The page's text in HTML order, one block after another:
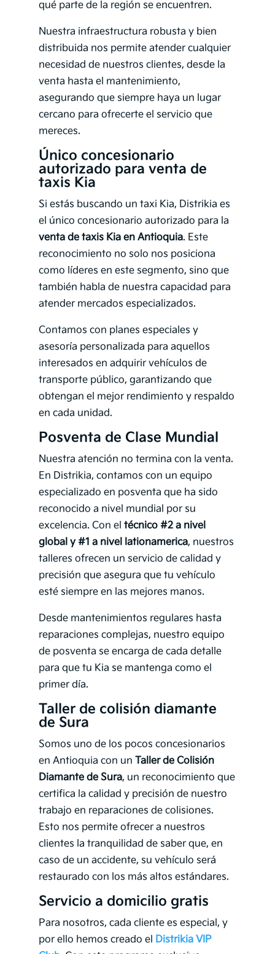
qué parte de la región se encuentren.
Nuestra infraestructura robusta y bien
distribuida nos permite atender cualquier
necesidad de nuestros clientes, desde la
venta hasta el mantenimiento,
asegurando que siempre haya un lugar
cercano para ofrecerte el servicio que
mereces.
Único concesionario
autorizado para venta de
taxis Kia
Si estás buscando un taxi Kia, Distrikia es
el único concesionario autorizado para la
venta de taxis Kia en Antioquia. Este
reconocimiento no solo nos posiciona
como líderes en este segmento, sino que
también habla de nuestra capacidad para
atender mercados especializados.
Contamos con planes especiales y
asesoría personalizada para aquellos
interesados en adquirir vehículos de
transporte público, garantizando que
obtengan el mejor rendimiento y respaldo
en cada unidad.
Posventa de Clase Mundial
Nuestra atención no termina con la venta.
En Distrikia, contamos con un equipo
especializado en posventa que ha sido
reconocido a nivel mundial por su
excelencia. Con el técnico #2 a nivel
global y #1 a nivel lationamerica, nuestros
talleres ofrecen un servicio de calidad y
precisión que asegura que tu vehículo
esté siempre en las mejores manos.
Desde mantenimientos regulares hasta
reparaciones complejas, nuestro equipo
de posventa se encarga de cada detalle
para que tu Kia se mantenga como el
primer día.
Taller de colisión diamante
de Sura
Somos uno de los pocos concesionarios
en Antioquia con un Taller de Colisión
Diamante de Sura, un reconocimiento que
certifica la calidad y precisión de nuestro
trabajo en reparaciones de colisiones.
Esto nos permite ofrecer a nuestros
clientes la tranquilidad de saber que, en
caso de un accidente, su vehículo será
restaurado con los más altos estándares.
Servicio a domicilio gratis
Para nosotros, cada cliente es especial, y
por ello hemos creado el Distrikia VIP